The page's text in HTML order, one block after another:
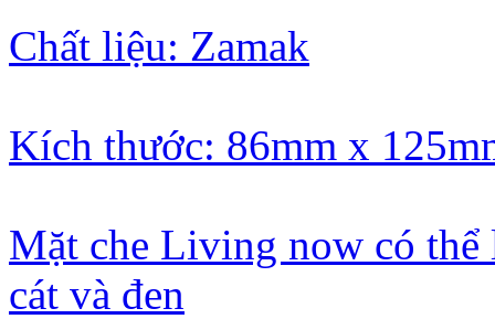
Chất liệu: Zamak
Kích thước: 86mm x
Mặt che Living now có thể
cát và đen